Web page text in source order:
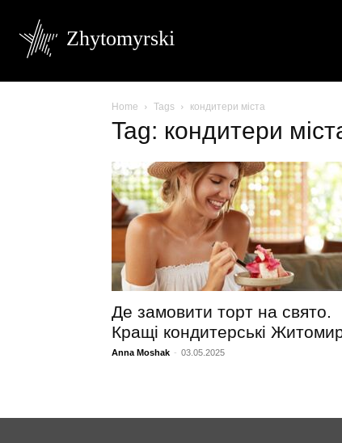
Zhytomyrski
Home Tags кондитери міста
Tag: кондитери
Де замовити торт на свято.
Кращі кондитерські
Anna Moshak - 03.05.2025